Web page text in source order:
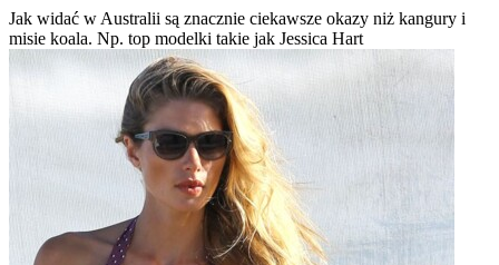
Jak widać w Australii są znacznie ciekawsze okazy niż kangury i
misie koala. Np. top modelki takie jak Jessica Hart